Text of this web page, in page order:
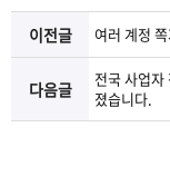
지
이전글 여러 계정
다음글
전국 사업자
졌습니다.